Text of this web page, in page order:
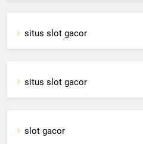
situs slot gacor
situs slot gacor
slot gacor